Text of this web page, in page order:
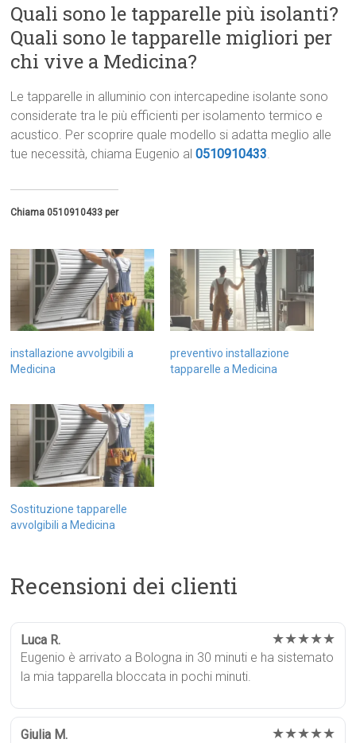
Quali sono le tapparelle più isolanti?
Quali sono le tapparelle migliori per
chi vive a Medicina?
Le tapparelle in alluminio con intercapedine isolante sono
considerate tra le più efficienti per isolamento termico e
acustico. Per scoprire quale modello si adatta meglio alle
tue necessità, chiama Eugenio al0510910433.
Chiama 0510910433 per
installazione avvolgibili a
Medicina
preventivo installazione
tapparelle a Medicina
Sostituzione tapparelle
avvolgibili a Medicina
Recensioni dei clienti
Luca R. ★★★★★
Eugenio è arrivato a Bologna in 30 minuti e ha sistemato
la mia tapparella bloccata in pochi minuti.
Giulia M. ★★★★★